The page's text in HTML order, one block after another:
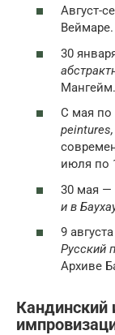
Август-
Веймаре.
30
Мангейм.
С мая по
июля по
30 мая —
и в
9
Русский
Архиве